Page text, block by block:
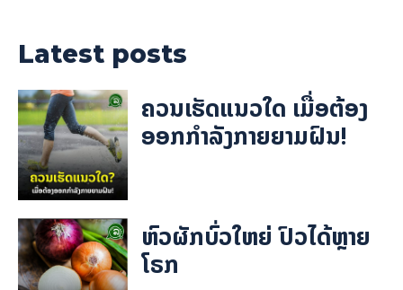
Latest posts
ຄວນເຮັດແນວໃດ ເມື່ອຕ້ອງ
ອອກກຳລັງກາຍຍາມຝົນ!
ຫົວຜັກບົ່ວໃຫຍ່ ປົວໄດ້ຫຼາຍ
ໂຣກ